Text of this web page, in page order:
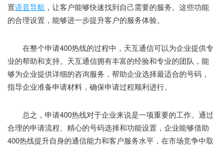
置语音导航 ，让客户能够快速找到自己需要的服务。这些功能
的合理设置，能够进一步提升客户的服务体验。
在整个申请400热线的过程中，天互通信可以为企业提供专
业的帮助和支持。天互通信拥有丰富的经验和专业的团队，能
够为企业提供详细的咨询服务，帮助企业选择最适合的号码，
指导企业准备申请材料，确保申请过程顺利进行。
总之，申请400热线对于企业来说是一项重要的工作。通过
合理的申请流程、精心的号码选择和功能设置，企业能够借助
400热线提升自身的通信能力和客户服务水平，在市场竞争中取